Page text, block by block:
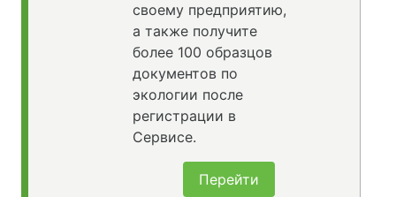
своему предприятию,
а также получите
более 100 образцов
документов по
экологии после
регистрации в
Сервисе.
Перейти